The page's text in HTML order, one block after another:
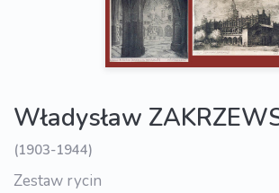
Władysław
(1903-1944)
Zestaw rycin